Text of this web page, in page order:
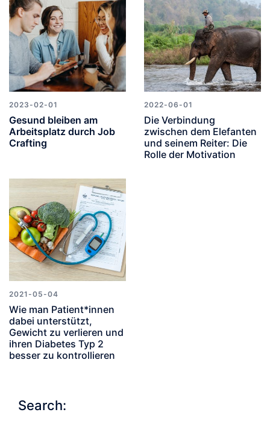
2023-02-01
Gesund bleiben am
Arbeitsplatz durch Job
Crafting
2022-06-01
Die Verbindung
zwischen dem Elefanten
und seinem Reiter: Die
Rolle der Motivation
2021-05-04
Wie man Patient*innen
dabei unterstützt,
Gewicht zu verlieren und
ihren Diabetes Typ 2
besser zu kontrollieren
Search: